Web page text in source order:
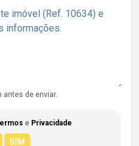
de enviar.
e Privacidade